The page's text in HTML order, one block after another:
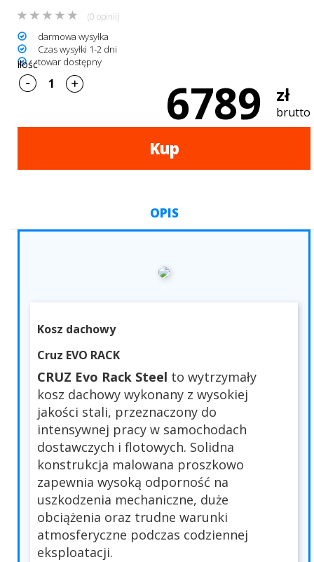
Turystyka
Przyczepy
samochodowe
(0 opinii)
darmowa wysyłka
Czas wysyłki 1-2 dni
towar dostępny
6789 zł
brutto
ilość
Kup
OPIS
Kosz dachowy
Cruz EVO RACK
CRUZ Evo Rack Steel to wytrzymały
kosz dachowy wykonany z wysokiej
jakości stali, przeznaczony do
intensywnej pracy w samochodach
dostawczych i flotowych. Solidna
konstrukcja malowana proszkowo
zapewnia wysoką odporność na
uszkodzenia mechaniczne, duże
obciążenia oraz trudne warunki
atmosferyczne podczas codziennej
eksploatacji.